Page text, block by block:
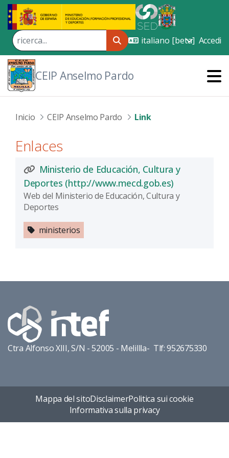
Skip to Main Content
Accedi
CEIP Anselmo Pardo
Inicio CEIP Anselmo Pardo Link
Enlaces
Ministerio de Educación, Cultura y
Deportes (http://www.mecd.gob.es)
Web del Ministerio de Educación, Cultura y
Deportes
ministerios
Ctra Alfonso XIII, S/N - 52005 - Melillla- Tlf: 952675330
Mappa del sitoDisclaimerPolitica sui cookie
Informativa sulla privacy